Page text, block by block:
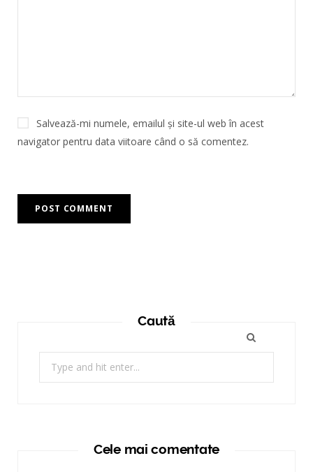
Salvează-mi numele, emailul și site-ul web în acest
navigator pentru data viitoare când o să comentez.
Caută
Cele mai comentate